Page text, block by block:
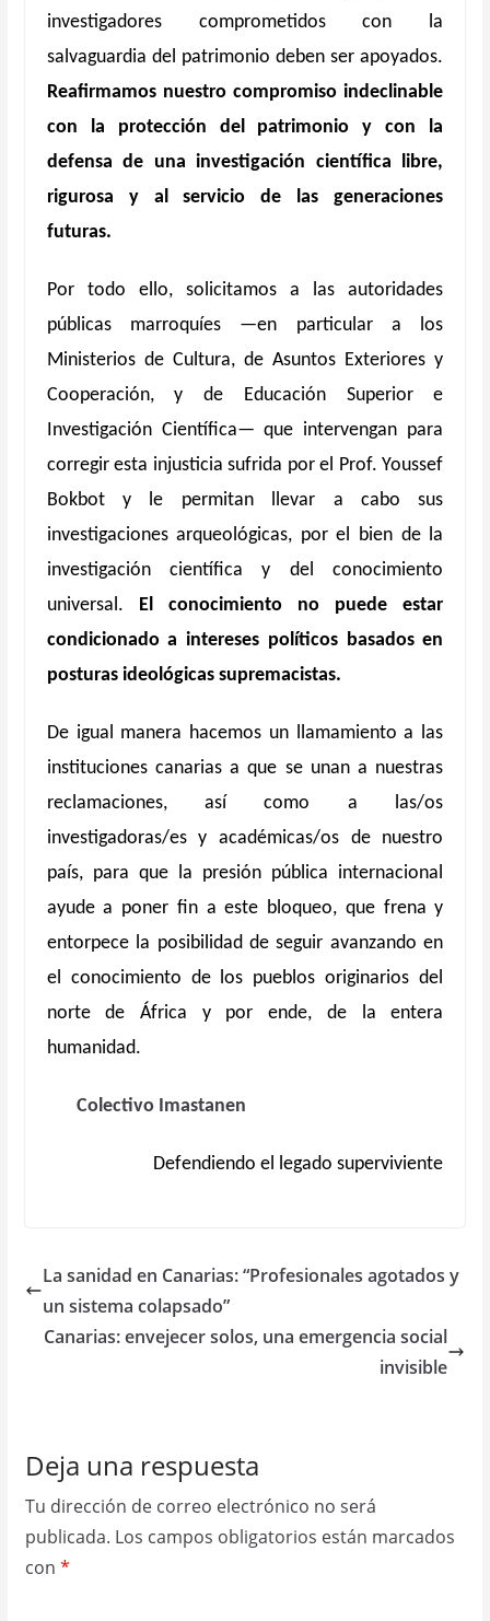
investigadores comprometidos con la
salvaguardia del patrimonio deben ser apoyados.
Reafirmamos nuestro compromiso indeclinable
con la protección del patrimonio y con la
defensa de una investigación científica libre,
rigurosa y al servicio de las generaciones
futuras.
Por todo ello, solicitamos a las autoridades
públicas marroquíes —en particular a los
Ministerios de Cultura, de Asuntos Exteriores y
Cooperación, y de Educación Superior e
Investigación Científica— que intervengan para
corregir esta injusticia sufrida por el Prof. Youssef
Bokbot y le permitan llevar a cabo sus
investigaciones arqueológicas, por el bien de la
investigación científica y del conocimiento
universal. El conocimiento no puede estar
condicionado a intereses políticos basados en
posturas ideológicas supremacistas.
De igual manera hacemos un llamamiento a las
instituciones canarias a que se unan a nuestras
reclamaciones, así como a las/os
investigadoras/es y académicas/os de nuestro
país, para que la presión pública internacional
ayude a poner fin a este bloqueo, que frena y
entorpece la posibilidad de seguir avanzando en
el conocimiento de los pueblos originarios del
norte de África y por ende, de la entera
humanidad.
Colectivo Imastanen
Defendiendo el legado superviviente
La sanidad en Canarias: “Profesionales agotados y
un sistema colapsado”
Canarias: envejecer solos, una emergencia social
invisible
Deja una respuesta
Tu dirección de correo electrónico no será
publicada. Los campos obligatorios están marcados
con *